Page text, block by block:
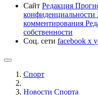
Сайт Редакция
конфиденциальности
комментирования
собственности
Соц. сети facebook x
Спорт
Новости Cпорта